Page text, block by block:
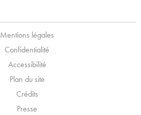
Mentions légales
Confidentialité
Accessibilité
Plan du site
Crédits
Presse